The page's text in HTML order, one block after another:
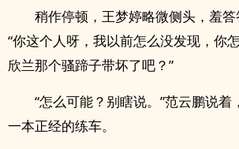
稍作停顿，王梦婷略微侧头，羞答
“你这个人呀，我以前怎么没发现，你
欣兰那个骚蹄子带坏了吧？”
“怎么可能？别瞎说。”范云鹏说着
一本正经的练车。